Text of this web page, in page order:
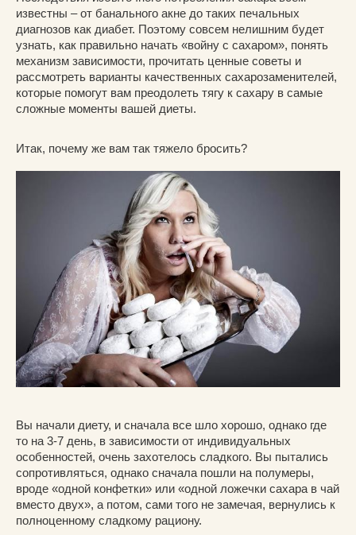
известны – от банального акне до таких печальных
диагнозов как диабет. Поэтому совсем нелишним будет
узнать, как правильно начать «войну с сахаром», понять
механизм зависимости, прочитать ценные советы и
рассмотреть варианты качественных сахарозаменителей,
которые помогут вам преодолеть тягу к сахару в самые
сложные моменты вашей диеты.
Итак, почему же вам так тяжело бросить?
Вы начали диету, и сначала все шло хорошо, однако где
то на 3-7 день, в зависимости от индивидуальных
особенностей, очень захотелось сладкого. Вы пытались
сопротивляться, однако сначала пошли на полумеры,
вроде «одной конфетки» или «одной ложечки сахара в чай
вместо двух», а потом, сами того не замечая, вернулись к
полноценному сладкому рациону.